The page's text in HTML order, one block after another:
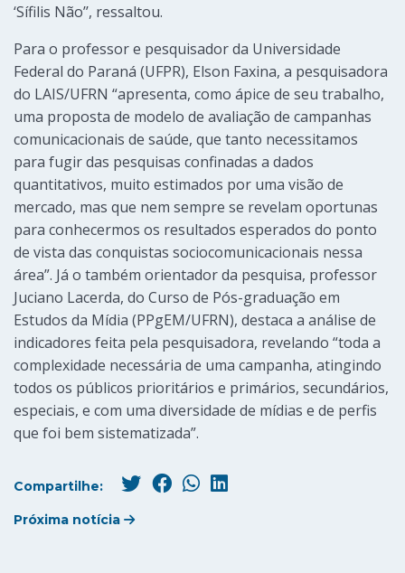
‘Sífilis Não’’, ressaltou.
Para o professor e pesquisador da Universidade
Federal do Paraná (UFPR), Elson Faxina, a pesquisadora
do LAIS/UFRN “apresenta, como ápice de seu trabalho,
uma proposta de modelo de avaliação de campanhas
comunicacionais de saúde, que tanto necessitamos
para fugir das pesquisas confinadas a dados
quantitativos, muito estimados por uma visão de
mercado, mas que nem sempre se revelam oportunas
para conhecermos os resultados esperados do ponto
de vista das conquistas sociocomunicacionais nessa
área”. Já o também orientador da pesquisa, professor
Juciano Lacerda, do Curso de Pós-graduação em
Estudos da Mídia (PPgEM/UFRN), destaca a análise de
indicadores feita pela pesquisadora, revelando “toda a
complexidade necessária de uma campanha, atingindo
todos os públicos prioritários e primários, secundários,
especiais, e com uma diversidade de mídias e de perfis
que foi bem sistematizada”.
Compartilhe:
Próxima notícia